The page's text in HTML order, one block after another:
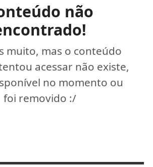
não
muito, mas o conteúdo
acessar não existe,
no momento ou
foi removido :/